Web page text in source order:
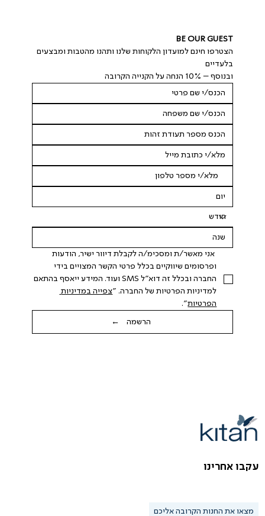
עקבו אחרינו
מצאו את החנות הקרובה אליכם
BE OUR GUEST
הצטרפו חינם למועדון הלקוחות שלנו ותהנו מהטבות ומבצעים
בלעדיים
ובנוסף – 10% הנחה על הקנייה הקרובה
אני מאשר/ת ומסכימ/ה לקבלת דיוור ישיר, הודעות
החברה ובכלל זה דוא"ל SMS ועוד. המידע ייאסף בהתאם
למדיניות הפרטיות של החברה. "
צפייה במדיניות
הפרטיות".
הרשמה ←